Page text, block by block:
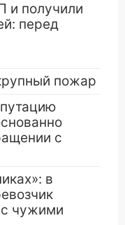
и получили
перед
пожар
с
в
чужими